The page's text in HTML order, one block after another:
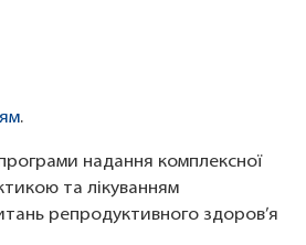
.
надання комплексної
та лікуванням
репродуктивного здоров’я